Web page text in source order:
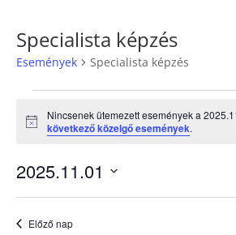
Specialista képzés
Események Specialista képzés
Események
for
Notice
Nincsenek ütemezett események a
következő közelgő események.
2025.11.01
Dátum
Előző nap